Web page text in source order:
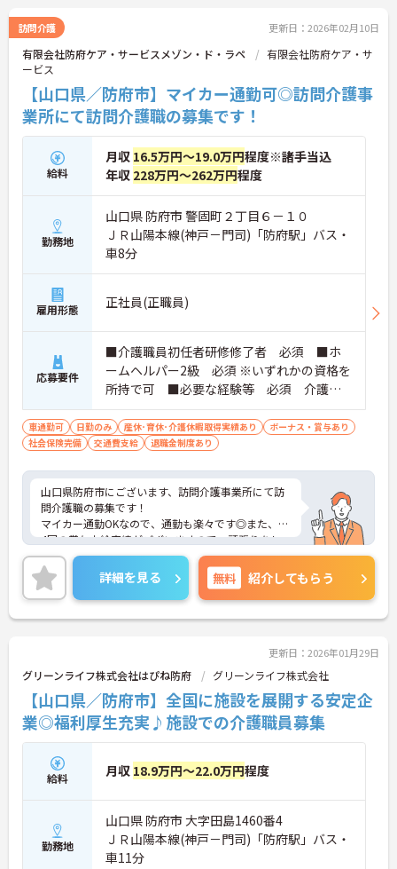
い。
訪問介護 更新日：2026年02月10日
有限会社防府ケア・サービスメゾン・ド・ラペ
有限会社防府ケア・サ
ービス
【山口県／防府市】マイカー通勤可◎訪問介護事
業所にて訪問介護職の募集です！
給料
月収 16.5万円～19.0万円程度※諸手当込
年収 228万円～262万円程度
勤務地
山口県 防府市 警固町２丁目６－１０
ＪＲ山陽本線(神戸－門司)「防府駅」バス・
車8分
雇用形態 正社員(正職員)
応募要件
■介護職員初任者研修修了者 必須 ■ホ
ームヘルパー2級 必須 ※いずれかの資格を
所持で可 ■必要な経験等 必須 介護経
験者
車通勤可 日勤のみ 産休･育休･介護休暇取得実績あり
ボーナス・賞与あり
社会保険完備
交通費支給 退職金制度あり
山口県防府市にございます、訪問介護事業所にて訪
問介護職の募集です！
マイカー通勤OKなので、通勤も楽々です◎また、年
4回の賞与支給実績がございますので、頑張りをし
っかりと評価する職場環境です♪
ご興味のある方は、マイナビ介護職までお問い合わ
せください。
詳細を見る 無料 紹介してもらう
更新日：2026年01月29日
グリーンライフ株式会社はぴね防府 グリーンライフ株式会社
【山口県／防府市】全国に施設を展開する安定企
業◎福利厚生充実♪施設での介護職員募集
給料 月収 18.9万円～22.0万円程度
勤務地
山口県 防府市 大字田島1460番4
ＪＲ山陽本線(神戸－門司)「防府駅」バス・
車11分